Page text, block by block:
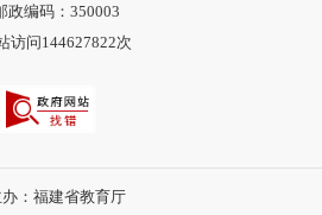
政编码：350003
访问144627822次
办：福建省教育厅